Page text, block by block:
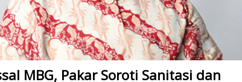
MBG, Pakar Soroti Sanitasi dan